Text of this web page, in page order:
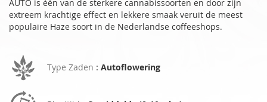
AUTO is één van de sterkere cannabissoorten en door zijn
extreem krachtige effect en lekkere smaak veruit de meest
populaire Haze soort in de Nederlandse coffeeshops.
Type Zaden : Autoflowering
gallerij